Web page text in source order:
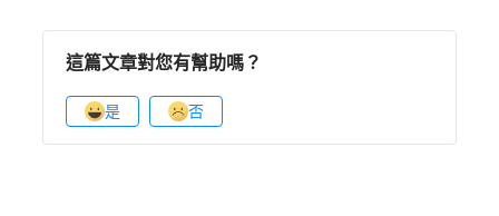
這篇文章對您有幫助嗎？
是 否